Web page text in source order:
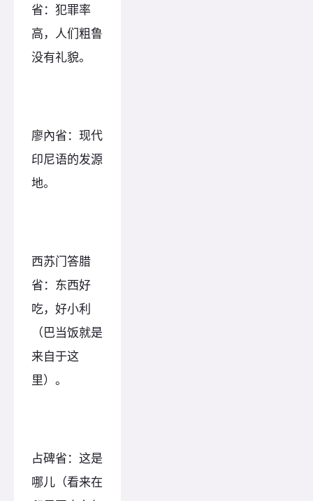
省：犯罪率
高，人们粗鲁
没有礼貌。
廖內省：现代
印尼语的发源
地。
西苏门答腊
省：东西好
吃，好小利
（巴当饭就是
来自于这
里）。
占碑省：这是
哪儿（看来在